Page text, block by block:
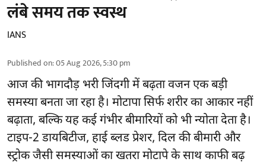
लंबे समय तक स्वस्थ
IANS
Published on:05 Aug 2026, 5:30 pm
आज की भागदौड़ भरी जिंदगी में बढ़ता वजन एक बड़ी
समस्या बनता जा रहा है। मोटापा सिर्फ शरीर का आकार नहीं
बढ़ाता, बल्कि यह कई गंभीर बीमारियों को भी न्योता देता है।
टाइप-2 डायबिटीज, हाई ब्लड प्रेशर, दिल की बीमारी और
स्ट्रोक जैसी समस्याओं का खतरा मोटापे के साथ काफी बढ़